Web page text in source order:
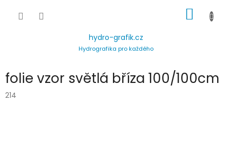
hydro-grafik.cz
Hydrografika pro každého
KOŠÍK
folie vzor světlá bříza 100/100cm
214